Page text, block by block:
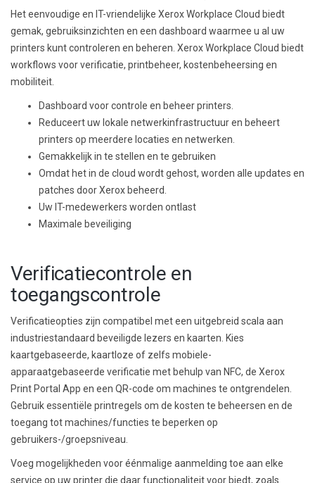
Het eenvoudige en IT-vriendelijke Xerox Workplace Cloud biedt
gemak, gebruiksinzichten en een dashboard waarmee u al uw
printers kunt controleren en beheren. Xerox Workplace Cloud biedt
workflows voor verificatie, printbeheer, kostenbeheersing en
mobiliteit.
Dashboard voor controle en beheer printers.
Reduceert uw lokale netwerkinfrastructuur en beheert
printers op meerdere locaties en netwerken.
Gemakkelijk in te stellen en te gebruiken
Omdat het in de cloud wordt gehost, worden alle updates en
patches door Xerox beheerd.
Uw IT-medewerkers worden ontlast
Maximale beveiliging
Verificatiecontrole en
toegangscontrole
Verificatieopties zijn compatibel met een uitgebreid scala aan
industriestandaard beveiligde lezers en kaarten. Kies
kaartgebaseerde, kaartloze of zelfs mobiele-
apparaatgebaseerde verificatie met behulp van NFC, de Xerox
Print Portal App en een QR-code om machines te ontgrendelen.
Gebruik essentiële printregels om de kosten te beheersen en de
toegang tot machines/functies te beperken op
gebruikers-/groepsniveau.
Voeg mogelijkheden voor éénmalige aanmelding toe aan elke
service op uw printer die daar functionaliteit voor biedt, zoals